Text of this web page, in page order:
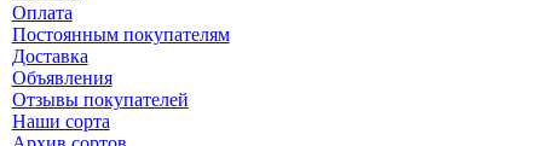
Оплата
Постоянным покупателям
Доставка
Объявления
Отзывы покупателей
Наши сорта